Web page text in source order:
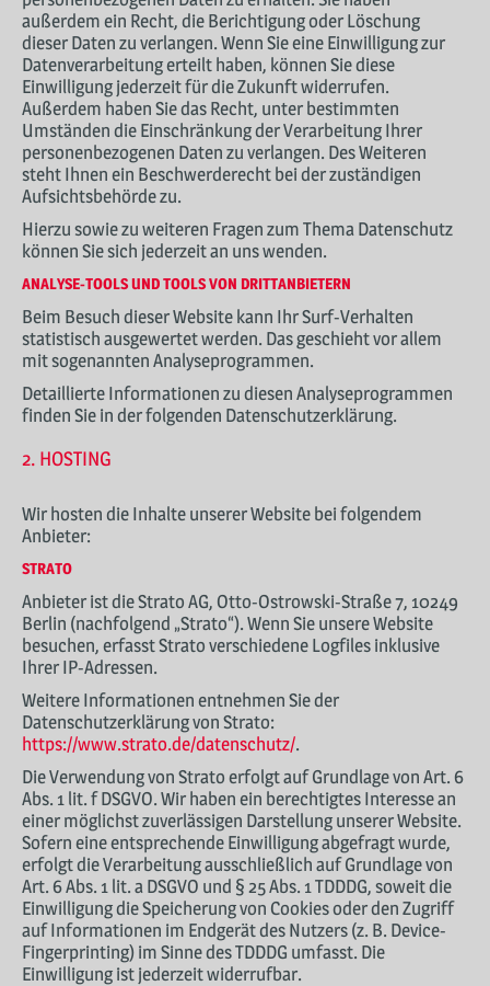
außerdem ein Recht, die Berichtigung oder Löschung
dieser Daten zu verlangen. Wenn Sie eine Einwilligung zur
Datenverarbeitung erteilt haben, können Sie diese
Einwilligung jederzeit für die Zukunft widerrufen.
Außerdem haben Sie das Recht, unter bestimmten
Umständen die Einschränkung der Verarbeitung Ihrer
personenbezogenen Daten zu verlangen. Des Weiteren
steht Ihnen ein Beschwerderecht bei der zuständigen
Aufsichtsbehörde zu.
Hierzu sowie zu weiteren Fragen zum Thema Datenschutz
können Sie sich jederzeit an uns wenden.
ANALYSE-TOOLS UND TOOLS VON DRITT­ANBIETERN
Beim Besuch dieser Website kann Ihr Surf-Verhalten
statistisch ausgewertet werden. Das geschieht vor allem
mit sogenannten Analyseprogrammen.
Detaillierte Informationen zu diesen Analyseprogrammen
finden Sie in der folgenden Datenschutzerklärung.
2. HOSTING
Wir hosten die Inhalte unserer Website bei folgendem
Anbieter:
STRATO
Anbieter ist die Strato AG, Otto-Ostrowski-Straße 7, 10249
Berlin (nachfolgend „Strato“). Wenn Sie unsere Website
besuchen, erfasst Strato verschiedene Logfiles inklusive
Ihrer IP-Adressen.
Weitere Informationen entnehmen Sie der
Datenschutzerklärung von Strato:
https://www.strato.de/datenschutz/.
Die Verwendung von Strato erfolgt auf Grundlage von Art. 6
Abs. 1 lit. f DSGVO. Wir haben ein berechtigtes Interesse an
einer möglichst zuverlässigen Darstellung unserer Website.
Sofern eine entsprechende Einwilligung abgefragt wurde,
erfolgt die Verarbeitung ausschließlich auf Grundlage von
Art. 6 Abs. 1 lit. a DSGVO und § 25 Abs. 1 TDDDG, soweit die
Einwilligung die Speicherung von Cookies oder den Zugriff
auf Informationen im Endgerät des Nutzers (z. B. Device-
Fingerprinting) im Sinne des TDDDG umfasst. Die
Einwilligung ist jederzeit widerrufbar.